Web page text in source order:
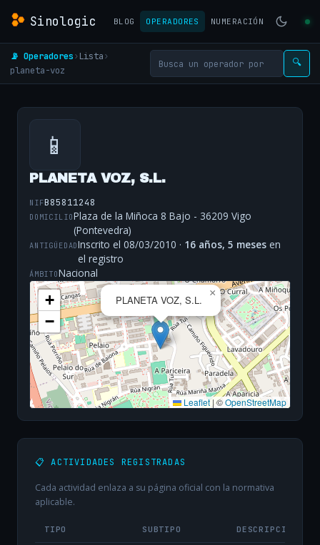
Sinologic BLOG OPERADORES NUMERACIÓN
📡 Operadores› Lista›
planeta-voz
🔍
📱
PLANETA VOZ, S.L.
NIFB85811248
DOMICILIOPlaza de la Miñoca 8 Bajo - 36209 Vigo
(Pontevedra)
ANTIGÜEDADInscrito el 08/03/2010 · 16 años, 5 meses en
el registro
ÁMBITONacional
PLANETA VOZ, S.L.
×
+
−
Leaflet |©OpenStreetMap
📋 ACTIVIDADES REGISTRADAS
Cada actividad enlaza a su página oficial con la normativa
aplicable.
TIPO SUBTIPO DESCRIPCIÓN